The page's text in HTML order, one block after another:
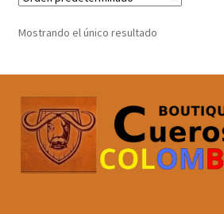
Mostrando el único resultado